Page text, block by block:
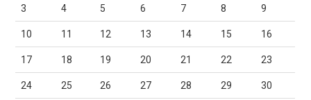
3 4 5 6 7 8 9
10 11 12 13 14 15 16
17 18 19 20 21 22 23
24 25 26 27 28 29 30